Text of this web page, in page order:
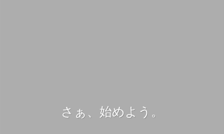
さぁ、始めよう。